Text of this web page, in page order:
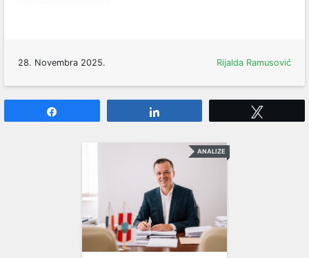
28. Novembra 2025. Rijalda Ramusović
ANALIZE